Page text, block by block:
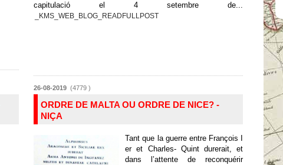
capitulació el 4 setembre de...
_KMS_WEB_BLOG_READFULLPOST
26-08-2019 (4779 )
ORDRE DE MALTA OU ORDRE DE NICE? -
NIÇA
Tant que la guerre entre François I
er et Charles- Quint durerait, et
dans l’attente de reconquérir